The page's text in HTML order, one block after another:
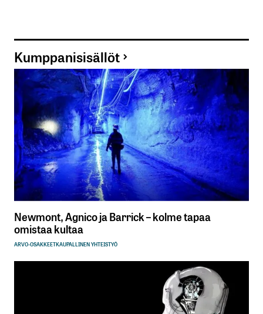
Kumppanisisällöt
Newmont, Agnico ja Barrick – kolme tapaa
omistaa kultaa
ARVO-OSAKKEETKAUPALLINEN YHTEISTYÖ